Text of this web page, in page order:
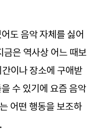
도 음악 자체를 싫어
금은 역사상 어느 때보
이나 장소에 구애받
수 있기에 요즘 음악
어떤 행동을 보조하